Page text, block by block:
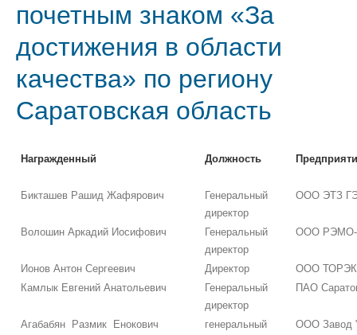
почетным знаком «За
достижения в области
качества» по региону
Саратовская область
Награжденный Должность
Бикташев Рашид Жафярович
Генеральный
директор
ООО ЭТЗ
Волошин Аркадий Иосифович
Генеральный
директор
ООО РЭМО-
Ионов Антон Сергеевич Директор
ООО
Камлык Евгений Анатольевич
Генеральный
директор
ПАО
Агабабян Размик Енокович
генеральный
ООО Завод